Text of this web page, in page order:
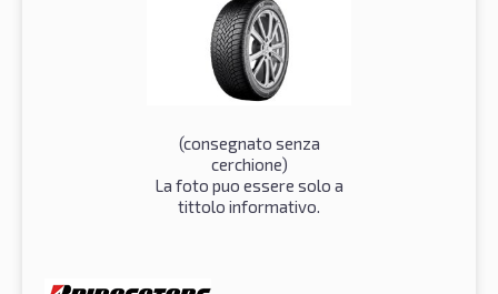
(consegnato senza
cerchione)
La foto puo essere solo a
tittolo informativo.